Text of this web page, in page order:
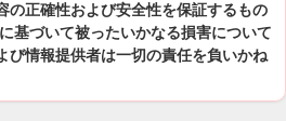
の正確性および安全性を保証するもの
基づいて被ったいかなる損害について
び情報提供者は一切の責任を負いかね